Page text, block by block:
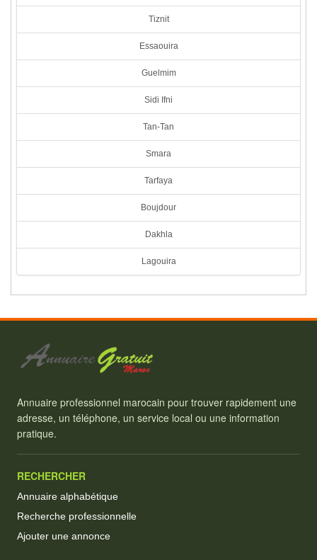
Tiznit
Essaouira
Guelmim
Sidi Ifni
Tan-Tan
Smara
Tarfaya
Boujdour
Dakhla
Lagouira
Annuaire professionnel marocain pour trouver rapidement une
adresse, un téléphone, un service local ou une information
pratique.
RECHERCHER
Annuaire alphabétique
Recherche professionnelle
Ajouter une annonce